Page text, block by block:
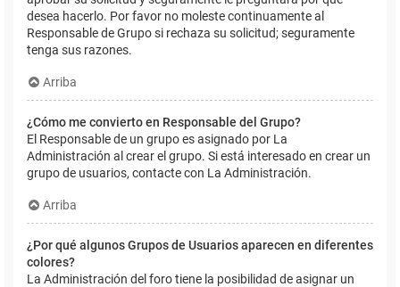
desea hacerlo. Por favor no moleste continuamente al
Responsable de Grupo si rechaza su solicitud; seguramente
tenga sus razones.
Arriba
¿Cómo me convierto en Responsable del Grupo?
El Responsable de un grupo es asignado por La
Administración al crear el grupo. Si está interesado en crear un
grupo de usuarios, contacte con La Administración.
Arriba
¿Por qué algunos Grupos de Usuarios aparecen en diferentes
colores?
La Administración del foro tiene la posibilidad de asignar un